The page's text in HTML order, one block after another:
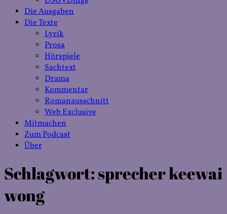
Die Ausgaben
Die Texte
Lyrik
Prosa
Hörspiele
Sachtext
Drama
Kommentar
Romanausschnitt
Web Exclusive
Mitmachen
Zum Podcast
Über
Schlagwort:sprecher keewai
wong